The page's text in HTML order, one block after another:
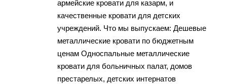
армейские кровати для казарм, и
качественные кровати для детских
учреждений. Что мы выпускаем: Дешевые
металлические кровати по бюджетным
ценам Односпальные металлические
кровати для больничных палат, домов
престарелых, детских интернатов